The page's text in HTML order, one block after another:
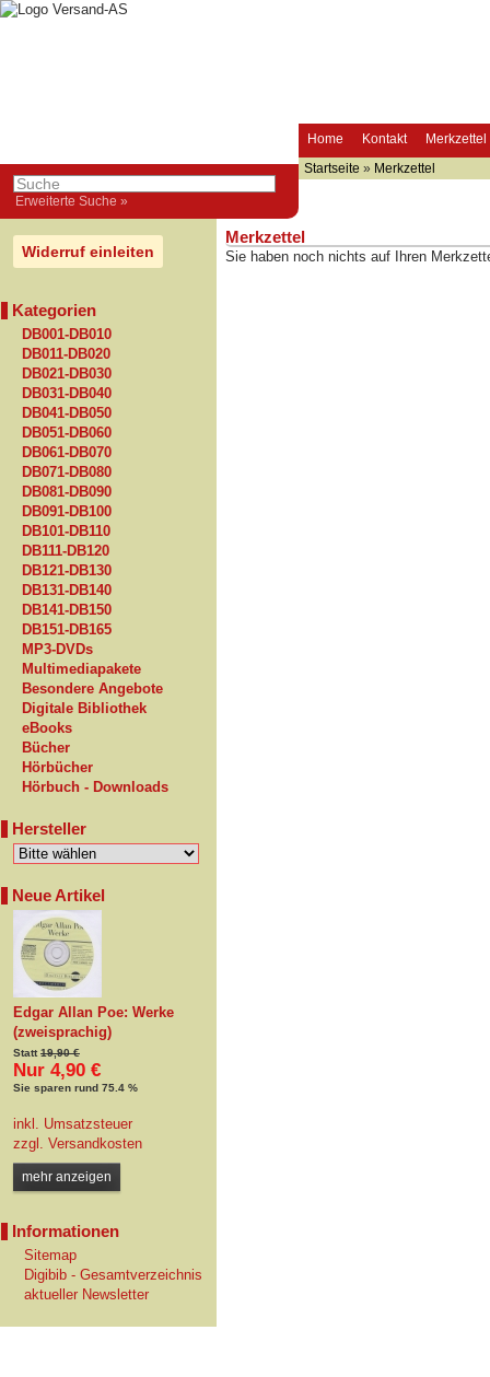
Home Kontakt Merkzettel
Erweiterte Suche »
Startseite » Merkzettel
Widerruf einleiten
Kategorien
DB001-DB010
DB011-DB020
DB021-DB030
DB031-DB040
DB041-DB050
DB051-DB060
DB061-DB070
DB071-DB080
DB081-DB090
DB091-DB100
DB101-DB110
DB111-DB120
DB121-DB130
DB131-DB140
DB141-DB150
DB151-DB165
MP3-DVDs
Multimediapakete
Besondere Angebote
Digitale Bibliothek
eBooks
Bücher
Hörbücher
Hörbuch - Downloads
Hersteller
Neue Artikel
Edgar Allan Poe: Werke
(zweisprachig)
Statt19,90 €
Nur 4,90 €
Sie sparen rund 75.4 %
inkl. Umsatzsteuer
zzgl. Versandkosten
mehr anzeigen
Informationen
Sitemap
Digibib - Gesamtverzeichnis
aktueller Newsletter
Merkzettel
Sie haben noch nichts auf Ihren